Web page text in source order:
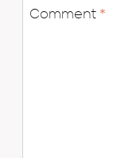
Comment *